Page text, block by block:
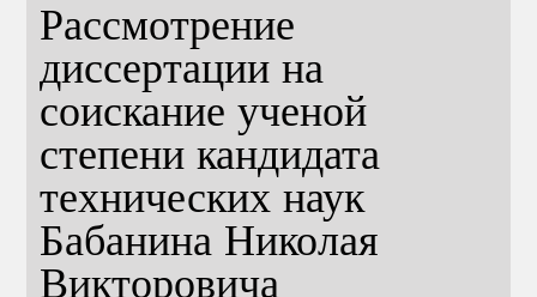
Рассмотрение
диссертации на
соискание ученой
степени кандидата
технических наук
Бабанина Николая